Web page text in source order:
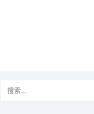
索：